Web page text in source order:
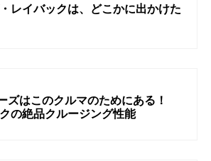
レイバックは、どこかに出かけた
ズはこのクルマのためにある！
の絶品クルージング性能